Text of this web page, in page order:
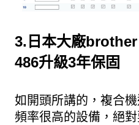
3.日本大廠brother
486升級3年保固
如開頭所講的，複合
頻率很高的設備，絕